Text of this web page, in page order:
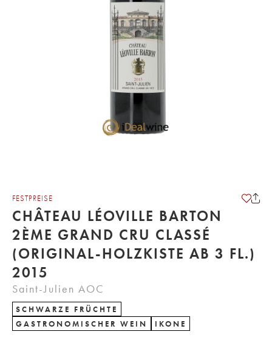
FESTPREISE
CHÂTEAU LÉOVILLE BARTON
2ÈME GRAND CRU CLASSÉ
(ORIGINAL-HOLZKISTE AB 3 FL.)
2015
Saint-Julien AOC
SCHWARZE FRÜCHTE
GASTRONOMISCHER WEIN
IKONE